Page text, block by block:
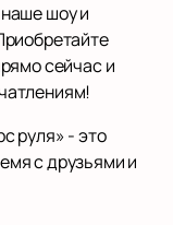
шоу и
сейчас и
руля» - это
с друзьями и